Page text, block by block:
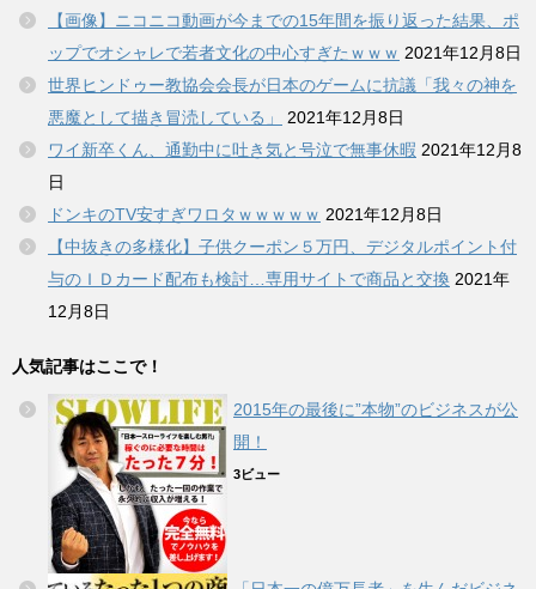
【画像】ニコニコ動画が今までの15年間を振り返った結果、ポ
ップでオシャレで若者文化の中心すぎたｗｗｗ 2021年12月8日
世界ヒンドゥー教協会会長が日本のゲームに抗議「我々の神を
悪魔として描き冒涜している」
2021年12月8日
ワイ新卒くん、通勤中に吐き気と号泣で無事休暇 2021年12月8
日
ドンキのTV安すぎワロタｗｗｗｗｗ 2021年12月8日
【中抜きの多様化】子供クーポン５万円、デジタルポイント付
与のＩＤカード配布も検討…専用サイトで商品と交換 2021年
12月8日
人気記事はここで！
2015年の最後に”本物”のビジネスが公
開！
3ビュー